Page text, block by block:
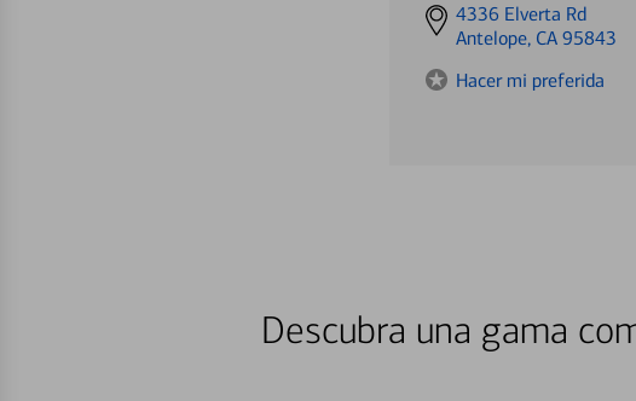
Get
directions
4336 Elverta Rd
Antelope, CA 95843
Hacer mi preferida
Descubra una gama